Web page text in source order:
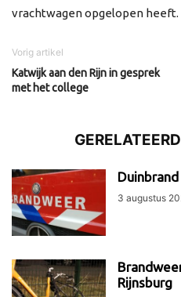
vrachtwagen opgelopen heeft.
Vorig artikel
Katwijk aan den Rijn in gesprek
met het college
3 augustus
Rijnsburg